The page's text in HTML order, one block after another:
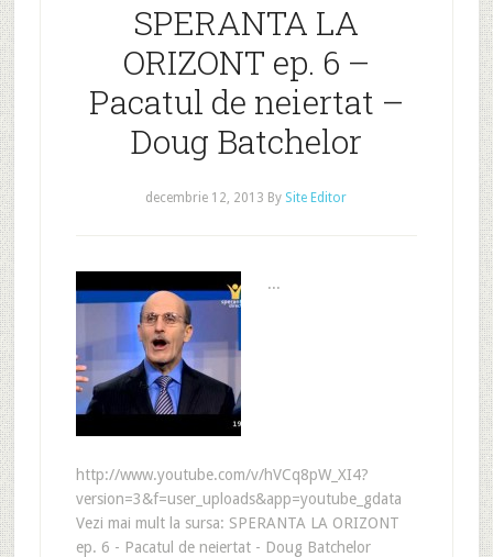
SPERANTA LA
ORIZONT ep. 6 –
Pacatul de neiertat –
Doug Batchelor
decembrie 12, 2013 By Site Editor
...
http://www.youtube.com/v/hVCq8pW_XI4?
version=3&f=user_uploads&app=youtube_gdata
Vezi mai mult la sursa: SPERANTA LA ORIZONT
ep. 6 - Pacatul de neiertat - Doug Batchelor